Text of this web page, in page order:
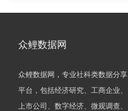
众鲤数据网
众鲤数据网，专业社科类数据分享
平台，包括经济研究、工商企业、
上市公司、数字经济、微观调查、